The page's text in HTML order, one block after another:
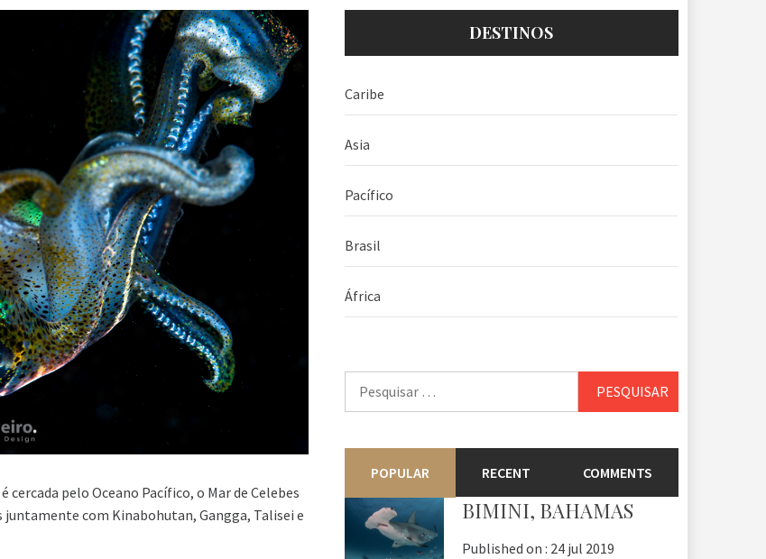
pelo Oceano Pacífico, o Mar de Celebes
juntamente com Kinabohutan, Gangga, Talisei e
DESTINOS
Caribe
Asia
Pacífico
Brasil
África
POPULAR RECENT COMMENTS
BIMINI, BAHAMAS
Published on : 24 jul 2019